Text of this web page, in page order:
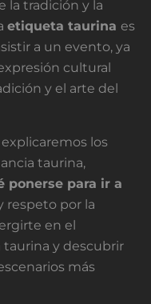
la tradición y la
etiqueta taurina es
a un evento, ya
cultural
y el arte del
los
taurina,
ponerse para ir a
respeto por la
en el
y descubrir
más